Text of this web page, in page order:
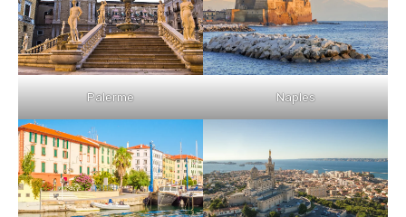
Palerme Naples